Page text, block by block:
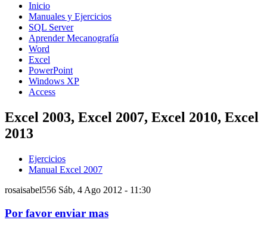
Inicio
Manuales y Ejercicios
SQL Server
Aprender Mecanografía
Word
Excel
PowerPoint
Windows XP
Access
Excel 2003, Excel 2007, Excel 2010, Excel
2013
Ejercicios
Manual Excel 2007
rosaisabel556 Sáb, 4 Ago 2012 - 11:30
Por favor enviar mas